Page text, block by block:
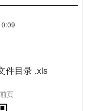
件目录 .xls
页